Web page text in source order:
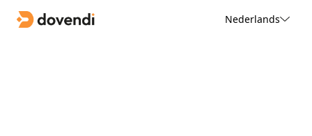
Nederlands